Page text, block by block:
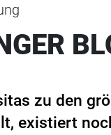
zu den
existiert